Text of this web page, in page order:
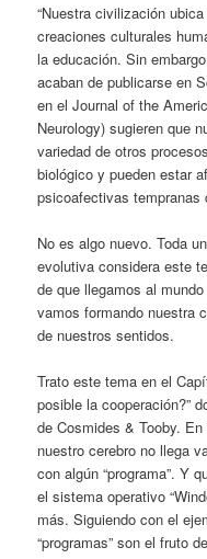
“Nuestra civilización
creaciones culturales
la educación. Sin
acaban de publicarse en
en el Journal of the
Neurology) sugieren que
variedad de otros
biológico y pueden estar
psicoafectivas tempranas
No es algo nuevo. Toda
evolutiva considera este
de que llegamos al
vamos formando nuestra
de nuestros sentidos.
Trato este tema en el
posible la cooperación?”
de Cosmides & Tooby.
nuestro cerebro no llega
con algún “programa”. Y
el sistema operativo
más. Siguiendo con el
“programas” son el fruto